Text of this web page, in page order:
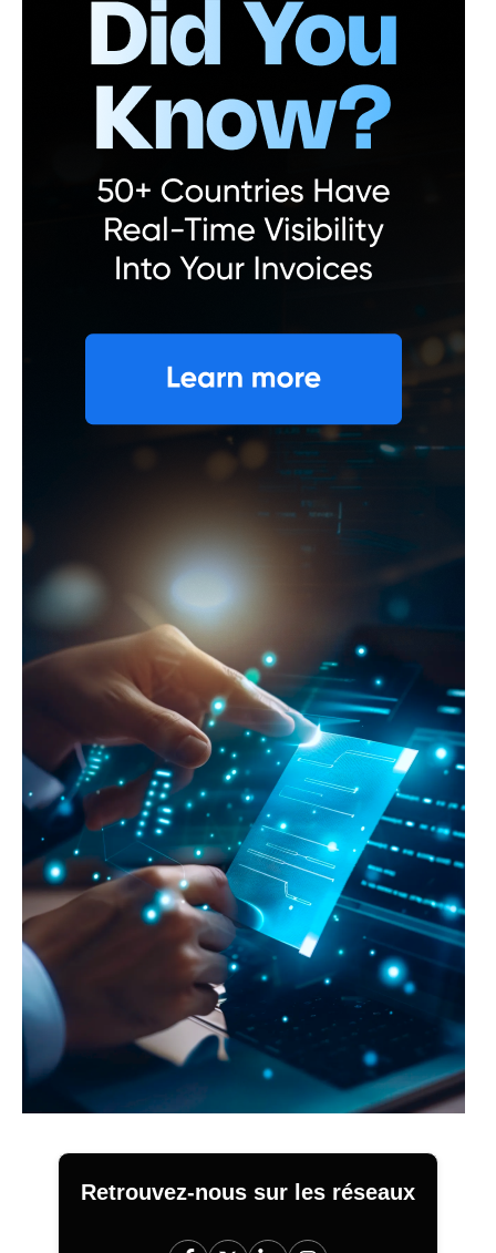
Retrouvez-nous sur les réseaux